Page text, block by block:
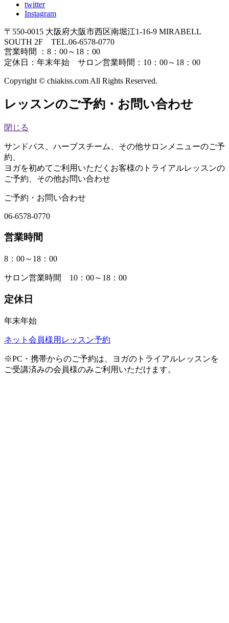
twitter
Instagram
〒550-0015 大阪府大阪市西区南堀江1-16-9 MIRABELL
SOUTH 2F TEL.06-6578-0770
営業時間 ：8：00～18：00
定休日：年末年始 サロン営業時間：10：00～18：00
Copyright© chiakiss.com All Rights Reserved.
レッスンのご予約・お問い合わせ
閉じる
サンドバス、ハーブスチーム、その他サロンメニューのご予
約、
ヨガを初めてご利用いただくお客様のトライアルレッスンの
ご予約、その他お問い合わせ
ご予約・お問い合わせ
06-6578-0770
営業時間
8：00～18：00
サロン営業時間 10：00～18：00
定休日
年末年始
ネット会員様用レッスン予約
※PC・携帯からのご予約は、ヨガのトライアルレッスンを
ご受講済みの会員様のみご利用いただけます。